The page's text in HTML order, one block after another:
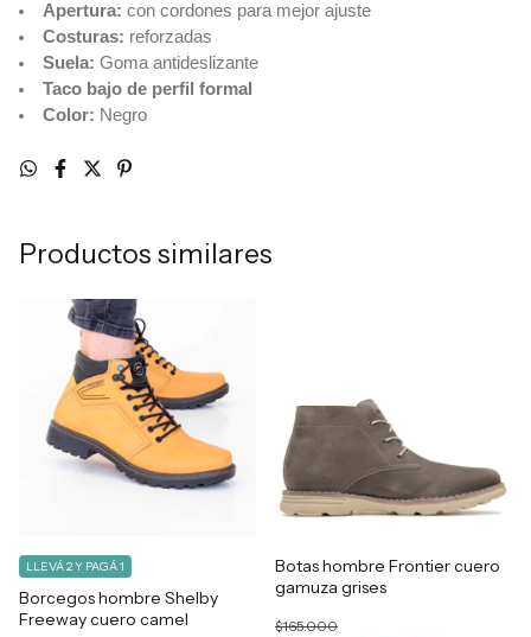
Apertura: con cordones para mejor ajuste
Costuras: reforzadas
Suela: Goma antideslizante
Taco bajo de perfil formal
Color: Negro
Productos similares
Borcegos hombre Shelby
Freeway cuero camel
LLEVÁ 2 Y PAGÁ 1
Botas hombre Frontier cuero
gamuza grises
$165.000